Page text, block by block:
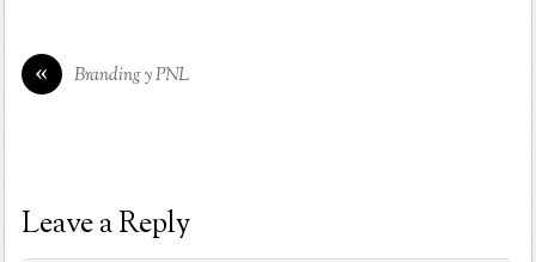
« Branding y PNL
Leave a Reply